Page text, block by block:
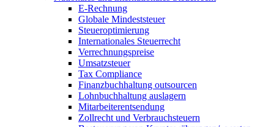
E-Rechnung
Globale Mindeststeuer
Steueroptimierung
Internationales Steuerrecht
Verrechnungspreise
Umsatzsteuer
Tax Compliance
Finanzbuchhaltung outsourcen
Lohnbuchhaltung auslagern
Mitarbeiterentsendung
Zollrecht und Verbrauchsteuern